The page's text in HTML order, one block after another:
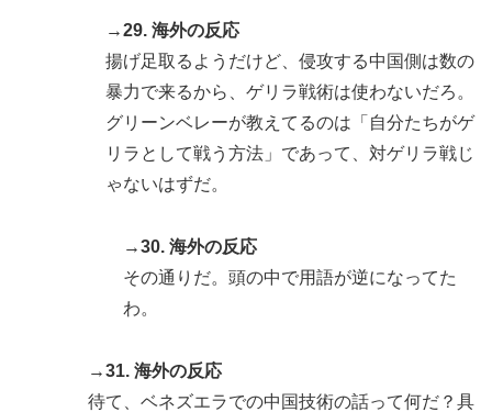
→29. 海外の反応
揚げ足取るようだけど、侵攻する中国側は数の
暴力で来るから、ゲリラ戦術は使わないだろ。
グリーンベレーが教えてるのは「自分たちがゲ
リラとして戦う方法」であって、対ゲリラ戦じ
ゃないはずだ。
→30. 海外の反応
その通りだ。頭の中で用語が逆になってた
わ。
→31. 海外の反応
待て、ベネズエラでの中国技術の話って何だ？具